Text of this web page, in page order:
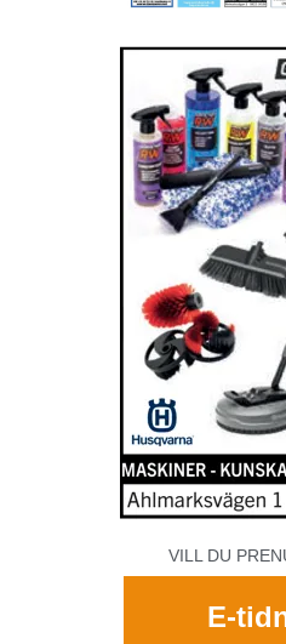
VILL DU
E-